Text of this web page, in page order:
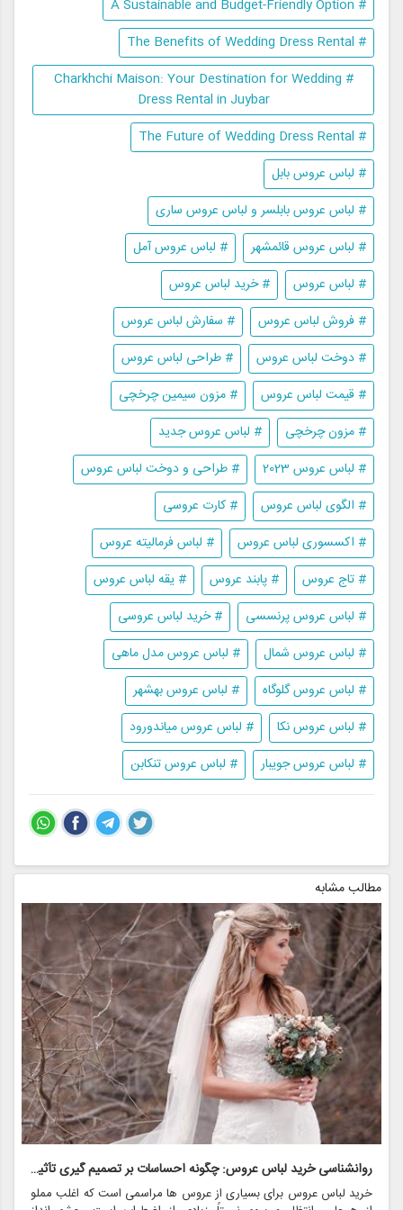
# A Sustainable and Budget-Friendly Option
# The Benefits of Wedding Dress Rental
# Charkhchi Maison: Your Destination for Wedding
Dress Rental in Juybar
# The Future of Wedding Dress Rental
# لباس عروس بابل
# لباس عروس بابلسر و لباس عروس ساری
# لباس عروس قائمشهر
# لباس عروس آمل
# لباس عروس
# خرید لباس عروس
# فروش لباس عروس
# سفارش لباس عروس
# دوخت لباس عروس
# طراحی لباس عروس
# قیمت لباس عروس
# مزون سیمین چرخچی
# مزون چرخچی
# لباس عروس جدید
# لباس عروس 2023
# طراحی و دوخت لباس عروس
# الگوی لباس عروس
# کارت عروسی
# اکسسوری لباس عروس
# لباس فرمالیته عروس
# تاج عروس
# پابند عروس
# یقه لباس عروس
# لباس عروس پرنسسی
# خرید لباس عروسی
# لباس عروس شمال
# لباس عروس مدل ماهی
# لباس عروس گلوگاه
# لباس عروس بهشهر
# لباس عروس نکا
# لباس عروس میاندورود
# لباس عروس جویبار
# لباس عروس تنکابن
مطالب مشابه
روانشناسی خرید لباس عروس: چگونه احساسات بر تصمیم گیری تأثیر می گذارد
خرید لباس عروس برای بسیاری از عروس ها مراسمی است که اغلب مملو